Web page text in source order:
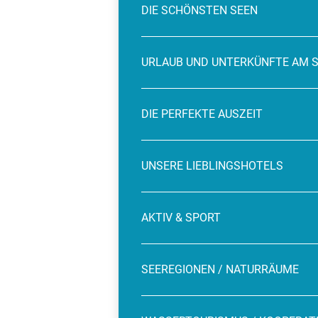
DIE SCHÖNSTEN SEEN
URLAUB UND UNTERKÜNFTE AM
DIE PERFEKTE AUSZEIT
UNSERE LIEBLINGSHOTELS
AKTIV & SPORT
SEEREGIONEN / NATURRÄUME